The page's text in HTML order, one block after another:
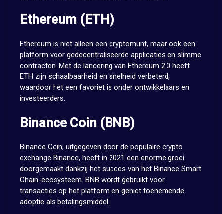
Ethereum (ETH)
Ethereum is niet alleen een cryptomunt, maar ook een
platform voor gedecentraliseerde applicaties en slimme
contracten. Met de lancering van Ethereum 2.0 heeft
ETH zijn schaalbaarheid en snelheid verbeterd,
waardoor het een favoriet is onder ontwikkelaars en
investeerders.
Binance Coin (BNB)
Binance Coin, uitgegeven door de populaire crypto
exchange Binance, heeft in 2021 een enorme groei
doorgemaakt dankzij het succes van het Binance Smart
Chain-ecosysteem. BNB wordt gebruikt voor
transacties op het platform en geniet toenemende
adoptie als betalingsmiddel.